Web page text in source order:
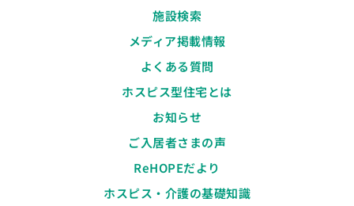
施設検索
メディア掲載情報
よくある質問
ホスピス型住宅とは
お知らせ
ご入居者さまの声
ReHOPEだより
ホスピス・介護の基礎知識